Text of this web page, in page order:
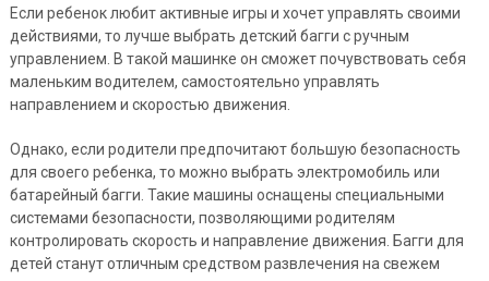
Если ребенок любит активные игры и хочет управлять своими
действиями, то лучше выбрать детский багги с ручным
управлением. В такой машинке он сможет почувствовать себя
маленьким водителем, самостоятельно управлять
направлением и скоростью движения.
Однако, если родители предпочитают большую безопасность
для своего ребенка, то можно выбрать электромобиль или
батарейный багги. Такие машины оснащены специальными
системами безопасности, позволяющими родителям
контролировать скорость и направление движения. Багги для
детей станут отличным средством развлечения на свежем